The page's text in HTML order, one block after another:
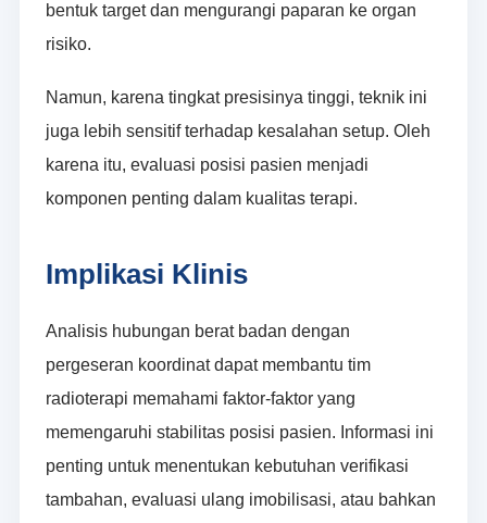
bentuk target dan mengurangi paparan ke organ
risiko.
Namun, karena tingkat presisinya tinggi, teknik ini
juga lebih sensitif terhadap kesalahan setup. Oleh
karena itu, evaluasi posisi pasien menjadi
komponen penting dalam kualitas terapi.
Implikasi Klinis
Analisis hubungan berat badan dengan
pergeseran koordinat dapat membantu tim
radioterapi memahami faktor-faktor yang
memengaruhi stabilitas posisi pasien. Informasi ini
penting untuk menentukan kebutuhan verifikasi
tambahan, evaluasi ulang imobilisasi, atau bahkan